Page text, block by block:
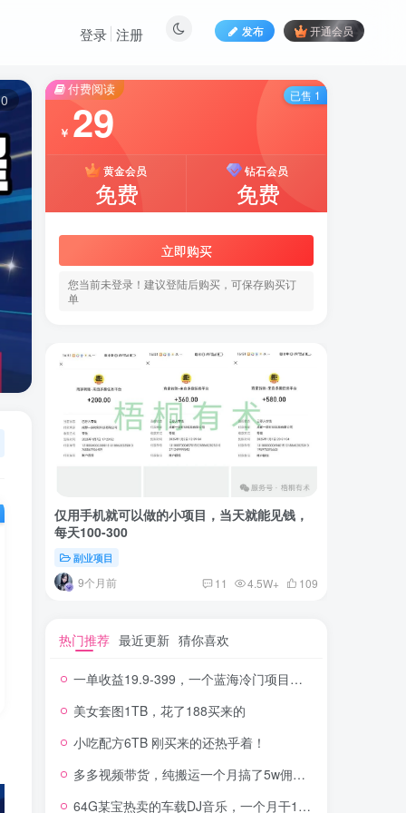
发布 开通会员
登录 注册
付费阅读
￥ 29
黄金会员
免费
钻石会员
免费
立即购买
您当前未登录！建议登陆后购买，可保存购买订
单
已售 1
仅用手机就可以做的小项目，当天就能见钱，
每天100-300
副业项目
9个月前 11 4.5W+ 109
热门推荐 最近更新 猜你喜欢
一单收益19.9-399，一个蓝海冷门项目，在小红书上卖人事虚拟资料
美女套图1TB，花了188买来的
小吃配方6TB 刚买来的还热乎着！
多多视频带货，纯搬运一个月搞了5w佣金，小白也能操作
64G某宝热卖的车载DJ音乐，一个月干100W+利润